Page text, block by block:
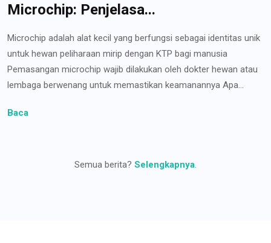
Microchip: Penjelasa...
Microchip adalah alat kecil yang berfungsi sebagai identitas unik
untuk hewan peliharaan mirip dengan KTP bagi manusia
Pemasangan microchip wajib dilakukan oleh dokter hewan atau
lembaga berwenang untuk memastikan keamanannya Apa...
Baca
Semua berita? Selengkapnya